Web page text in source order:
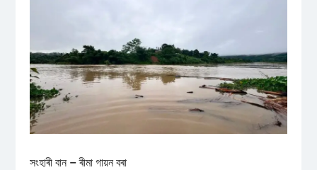
সংহাৰী বান – ৰীমা গায়ন বৰা